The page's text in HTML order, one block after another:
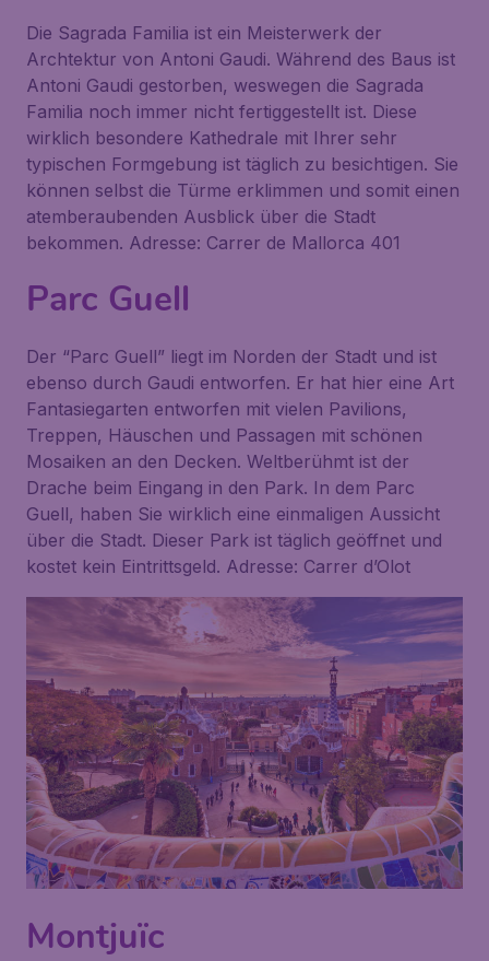
Die Sagrada Familia ist ein Meisterwerk der
Archtektur von Antoni Gaudi. Während des Baus ist
Antoni Gaudi gestorben, weswegen die Sagrada
Familia noch immer nicht fertiggestellt ist. Diese
wirklich besondere Kathedrale mit Ihrer sehr
typischen Formgebung ist täglich zu besichtigen. Sie
können selbst die Türme erklimmen und somit einen
atemberaubenden Ausblick über die Stadt
bekommen. Adresse: Carrer de Mallorca 401
Parc Guell
Der “Parc Guell” liegt im Norden der Stadt und ist
ebenso durch Gaudi entworfen. Er hat hier eine Art
Fantasiegarten entworfen mit vielen Pavilions,
Treppen, Häuschen und Passagen mit schönen
Mosaiken an den Decken. Weltberühmt ist der
Drache beim Eingang in den Park. In dem Parc
Guell, haben Sie wirklich eine einmaligen Aussicht
über die Stadt. Dieser Park ist täglich geöffnet und
kostet kein Eintrittsgeld. Adresse: Carrer d’Olot
Montjuïc